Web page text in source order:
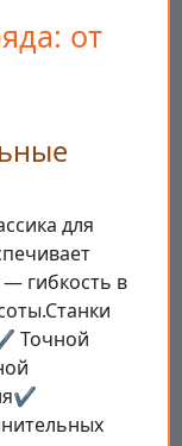
от
для
гибкость в
Точной